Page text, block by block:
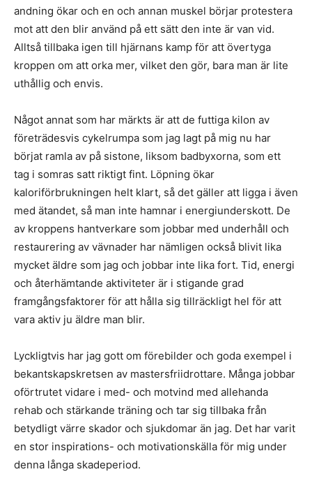
andning ökar och en och annan muskel börjar protestera
mot att den blir använd på ett sätt den inte är van vid.
Alltså tillbaka igen till hjärnans kamp för att övertyga
kroppen om att orka mer, vilket den gör, bara man är lite
uthållig och envis.
Något annat som har märkts är att de futtiga kilon av
företrädesvis cykelrumpa som jag lagt på mig nu har
börjat ramla av på sistone, liksom badbyxorna, som ett
tag i somras satt riktigt fint. Löpning ökar
kaloriförbrukningen helt klart, så det gäller att ligga i även
med ätandet, så man inte hamnar i energiunderskott. De
av kroppens hantverkare som jobbar med underhåll och
restaurering av vävnader har nämligen också blivit lika
mycket äldre som jag och jobbar inte lika fort. Tid, energi
och återhämtande aktiviteter är i stigande grad
framgångsfaktorer för att hålla sig tillräckligt hel för att
vara aktiv ju äldre man blir.
Lyckligtvis har jag gott om förebilder och goda exempel i
bekantskapskretsen av mastersfriidrottare. Många jobbar
oförtrutet vidare i med- och motvind med allehanda
rehab och stärkande träning och tar sig tillbaka från
betydligt värre skador och sjukdomar än jag. Det har varit
en stor inspirations- och motivationskälla för mig under
denna långa skadeperiod.